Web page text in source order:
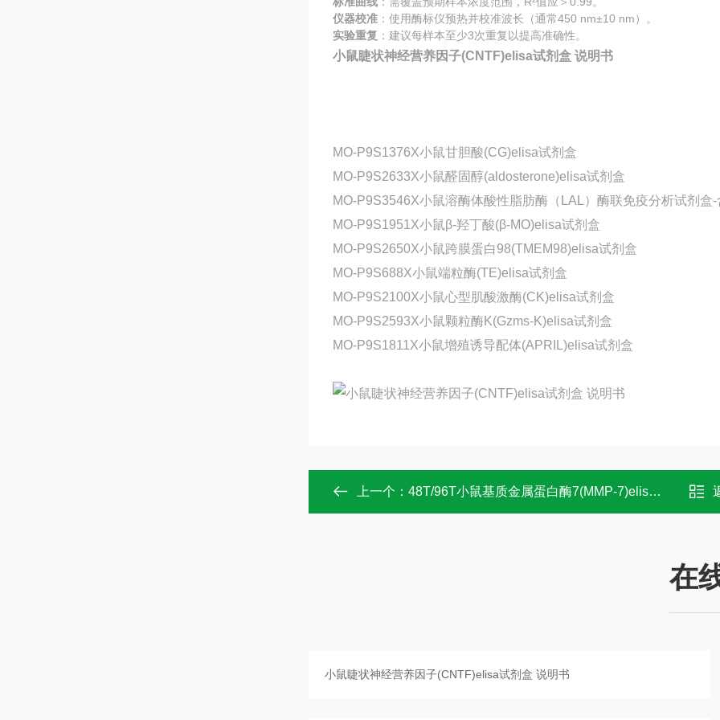
仪器校准 ：使用酶标仪预热并校准波长（通常450 nm±10 nm）。
实验重复 ：建议每样本至少3次重复以提高准确性。
小鼠睫状神经营养因子(CNTF)elisa试剂盒 说明书
MO-P9S1376X小鼠甘胆酸(CG)elisa试剂盒
MO-P9S2633X小鼠醛固醇(aldosterone)elisa试剂盒
MO-P9S3546X小鼠溶酶体酸性脂肪酶（LAL）酶联免疫分析试剂盒-
MO-P9S1951X小鼠β-羟丁酸(β-MO)elisa试剂盒
MO-P9S2650X小鼠跨膜蛋白98(TMEM98)elisa试剂盒
MO-P9S688X小鼠端粒酶(TE)elisa试剂盒
MO-P9S2100X小鼠心型肌酸激酶(CK)elisa试剂盒
MO-P9S2593X小鼠颗粒酶K(Gzms-K)elisa试剂盒
MO-P9S1811X小鼠增殖诱导配体(APRIL)elisa试剂盒
上一个： 48T/96T小鼠基质金属蛋白酶7(MMP-7)elisa试剂盒 操作
在